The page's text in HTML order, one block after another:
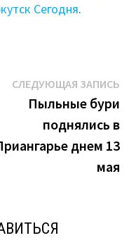
Сегодня.
СЛЕДУЮЩАЯ ЗАПИСЬ
Пыльные бури
поднялись в
днем 13
мая